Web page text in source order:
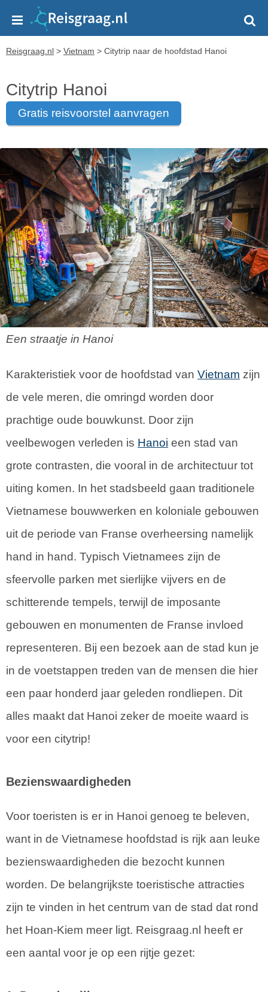
Reisgraag.nl > Vietnam > Citytrip naar de hoofdstad Hanoi
Citytrip Hanoi
gratis reisvoorstel aanvragen
Een straatje in Hanoi
Karakteristiek voor de hoofdstad van Vietnam zijn
de vele meren, die omringd worden door
prachtige oude bouwkunst. Door zijn
veelbewogen verleden is Hanoi een stad van
grote contrasten, die vooral in de architectuur tot
uiting komen. In het stadsbeeld gaan traditionele
Vietnamese bouwwerken en koloniale gebouwen
uit de periode van Franse overheersing namelijk
hand in hand. Typisch Vietnamees zijn de
sfeervolle parken met sierlijke vijvers en de
schitterende tempels, terwijl de imposante
gebouwen en monumenten de Franse invloed
representeren. Bij een bezoek aan de stad kun je
in de voetstappen treden van de mensen die hier
een paar honderd jaar geleden rondliepen. Dit
alles maakt dat Hanoi zeker de moeite waard is
voor een citytrip!
Bezienswaardigheden
Voor toeristen is er in Hanoi genoeg te beleven,
want in de Vietnamese hoofdstad is rijk aan leuke
bezienswaardigheden die bezocht kunnen
worden. De belangrijkste toeristische attracties
zijn te vinden in het centrum van de stad dat rond
het Hoan-Kiem meer ligt. Reisgraag.nl heeft er
een aantal voor je op een rijtje gezet: